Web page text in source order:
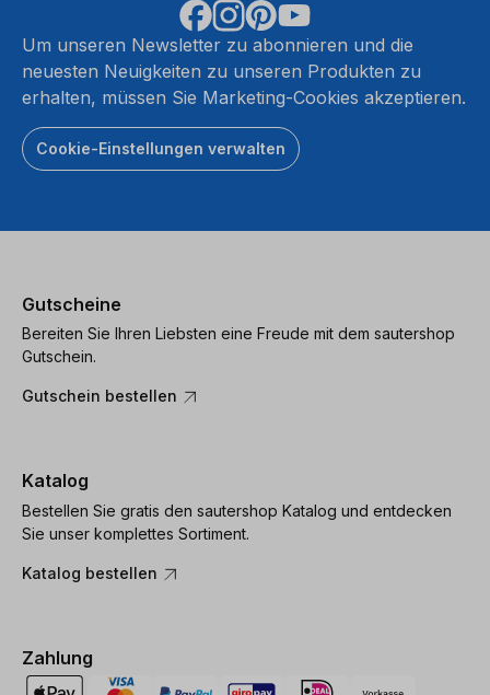
Um unseren Newsletter zu abonnieren und die
neuesten Neuigkeiten zu unseren Produkten zu
erhalten, müssen Sie Marketing-Cookies akzeptieren.
Cookie-Einstellungen verwalten
Gutscheine
Bereiten Sie Ihren Liebsten eine Freude mit dem sautershop
Gutschein.
Gutschein bestellen
Katalog
Bestellen Sie gratis den sautershop Katalog und entdecken
Sie unser komplettes Sortiment.
Katalog bestellen
Zahlung